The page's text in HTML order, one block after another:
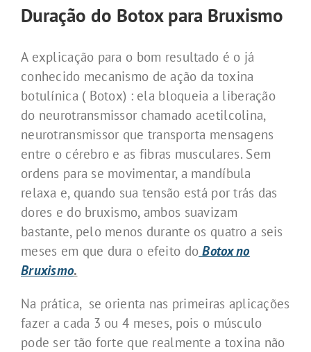
Duração do Botox para Bruxismo
A explicação para o bom resultado é o já
conhecido mecanismo de ação da toxina
botulínica ( Botox) : ela bloqueia a liberação
do neurotransmissor chamado acetilcolina,
neurotransmissor que transporta mensagens
entre o cérebro e as fibras musculares. Sem
ordens para se movimentar, a mandíbula
relaxa e, quando sua tensão está por trás das
dores e do bruxismo, ambos suavizam
bastante, pelo menos durante os quatro a seis
meses em que dura o efeito do Botox no
Bruxismo.
Na prática, se orienta nas primeiras aplicações
fazer a cada 3 ou 4 meses, pois o músculo
pode ser tão forte que realmente a toxina não